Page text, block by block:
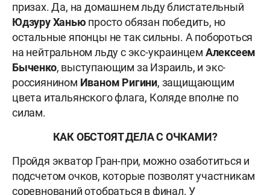
призах. Да, на домашнем льду блистательный
Юдзуру Ханью просто обязан победить, но
остальные японцы не так сильны. А побороться
на нейтральном льду с экс-украинцем Алексеем
Быченко, выступающим за Израиль, и экс-
россиянином Иваном Ригини, защищающим
цвета итальянского флага, Коляде вполне по
силам.
КАК ОБСТОЯТ ДЕЛА С ОЧКАМИ?
Пройдя экватор Гран-при, можно озаботиться и
подсчетом очков, которые позволят участникам
соревнований отобраться в финал. У